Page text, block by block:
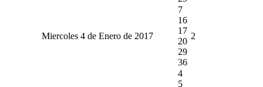
Miercoles 4 de Enero de 2017
7
16
17
20
29
36
2
4
5